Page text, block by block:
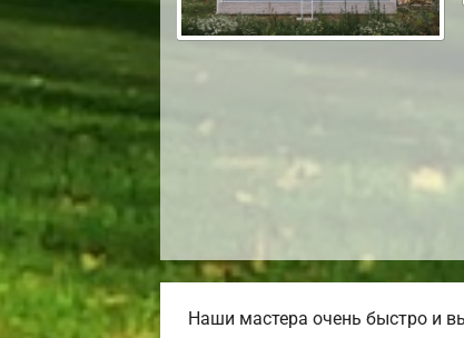
Наши мастера очень быстро и